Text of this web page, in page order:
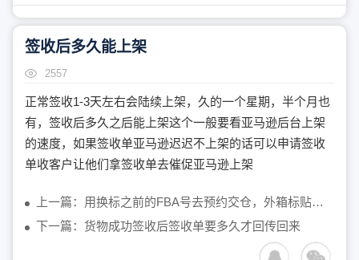
签收后多久能上架
2557
正常签收1-3天左右会陆续上架，久的一个星期，半个月也
有，签收后多久之后能上架这个一般要看亚马逊后台上架
的速度，如果签收单亚马逊迟迟不上架的话可以申请签收
单收客户让他们拿签收单去催促亚马逊上架
上一篇：用换标之前的FBA号去预约交仓，外箱标贴的新的FBA货件会上架吗
下一篇：货物成功签收后签收单要多久才回传回来